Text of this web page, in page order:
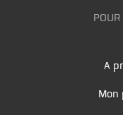
A
Mon